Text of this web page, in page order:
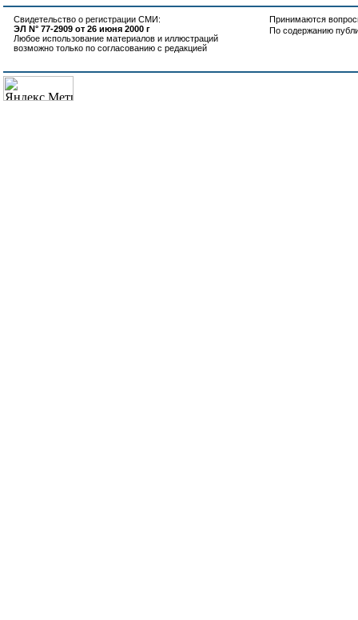
Свидетельство о регистрации СМИ:
ЭЛ N° 77-2909 от 26 июня 2000 г
Любое использование материалов и иллюстраций
возможно только по согласованию с редакцией
Принимаются
По содержанию